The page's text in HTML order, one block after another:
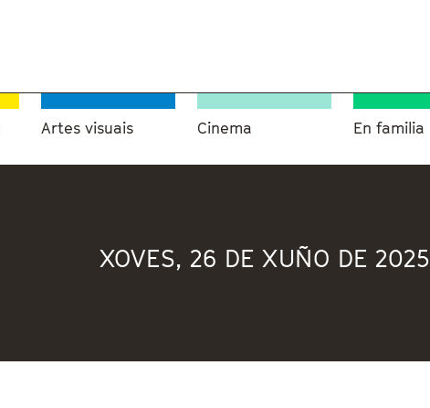
Artes visuais Cinema En familia
XOVES, 26 DE XUÑO DE 2025